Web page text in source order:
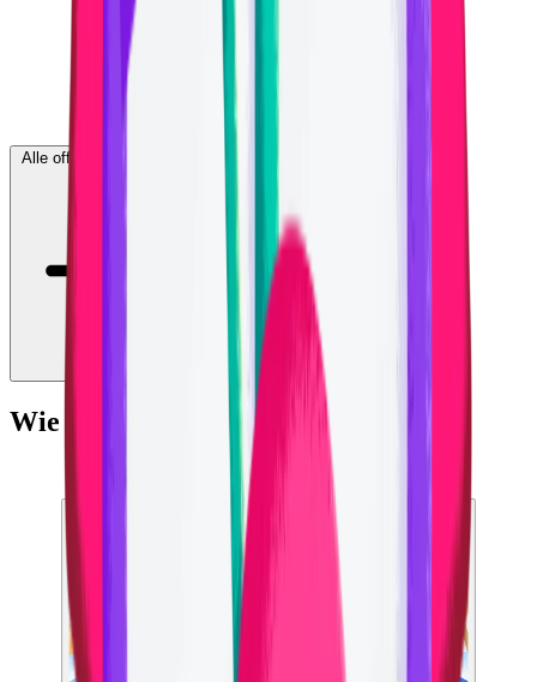
Alle offenen Stellen anzeigen
Wie wir bei BLINK arbeiten